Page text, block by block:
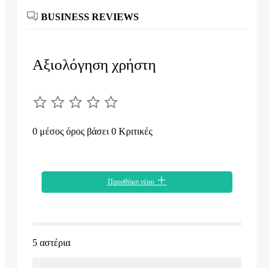
BUSINESS REVIEWS
Αξιολόγηση χρήστη
0 μέσος όρος βάσει 0 Κριτικές
Προσθήκη νέου
5 αστέρια